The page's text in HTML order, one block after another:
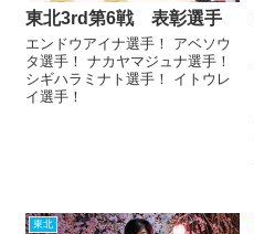
東北3rd第6戦 表彰選手
エンドウアイナ選手！ アベソウ
タ選手！ ナカヤマジュナ選手！
シギハラミナト選手！ イトウレ
イ選手！
東北